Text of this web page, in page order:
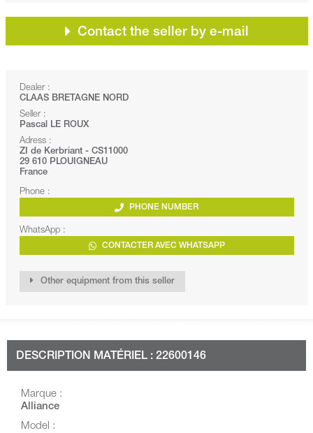
Contact the seller by e-mail
Dealer :
CLAAS BRETAGNE NORD
Seller :
Pascal LE ROUX
Adress :
ZI de Kerbriant - CS11000
29 610 PLOUIGNEAU
France
Phone :
PHONE NUMBER
WhatsApp :
CONTACTER AVEC WHATSAPP
Other equipment from this seller
DESCRIPTION MATÉRIEL : 22600146
Marque :
Alliance
Model :